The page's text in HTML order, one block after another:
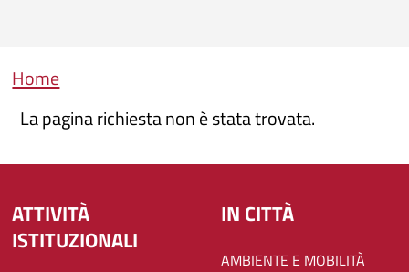
Briciole di pane
Home
La pagina richiesta non è stata trovata.
ATTIVITÀ
ISTITUZIONALI
IN CITTÀ
AMBIENTE E MOBILITÀ